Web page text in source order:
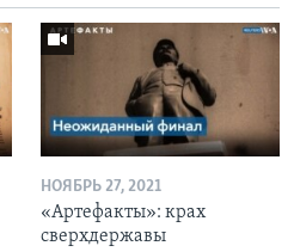
НОЯБРЬ 27, 2021
«Артефакты»: крах
сверхдержавы